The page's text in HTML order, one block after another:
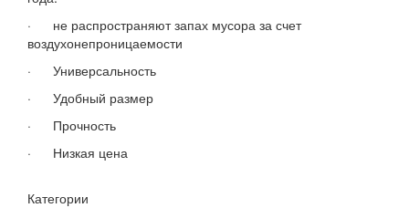
· не распространяют запах мусора за счет
воздухонепроницаемости
· Универсальность
· Удобный размер
· Прочность
· Низкая цена
Категории